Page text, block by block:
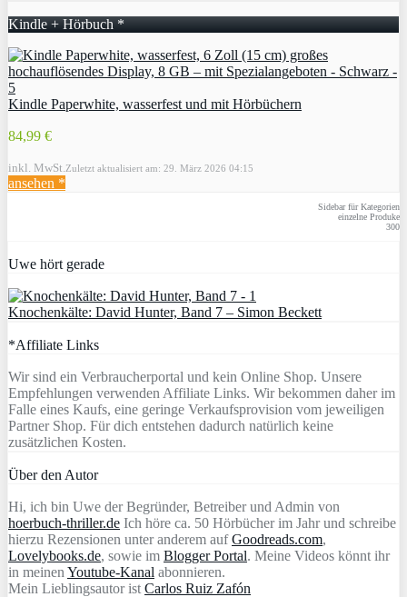
Kindle + Hörbuch *
Kindle Paperwhite, wasserfest und mit Hörbüchern
84,99 €
inkl. MwSt. Zuletzt aktualisiert am: 29. März 2026 04:15
ansehen *
Sidebar für Kategorien
einzelne Produke
300
Uwe hört gerade
Knochenkälte: David Hunter, Band 7 – Simon Beckett
*Affiliate Links
Wir sind ein Verbraucherportal und kein Online Shop. Unsere
Empfehlungen verwenden Affiliate Links. Wir bekommen daher im
Falle eines Kaufs, eine geringe Verkaufsprovision vom jeweiligen
Partner Shop. Für dich entstehen dadurch natürlich keine
zusätzlichen Kosten.
Über den Autor
Hi, ich bin Uwe der Begründer, Betreiber und Admin von
hoerbuch-thriller.de Ich höre ca. 50 Hörbücher im Jahr und schreibe
hierzu Rezensionen unter anderem aufGoodreads.com,
Lovelybooks.de, sowie im Blogger Portal. Meine Videos könnt ihr
in meinen Youtube-Kanal abonnieren.
Mein Lieblingsautor ist Carlos Ruiz Zafón